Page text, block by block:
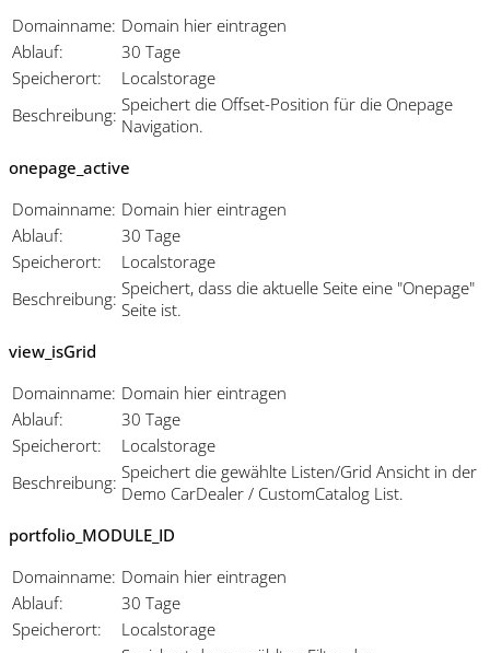
Domainname: Domain hier eintragen
Ablauf:
30 Tage
Speicherort:
Localstorage
Beschreibung: Speichert die Offset-Position für die Onepage
Navigation.
onepage_active
Domainname: Domain hier eintragen
Ablauf:
30 Tage
Speicherort:
Localstorage
Beschreibung: Speichert, dass die aktuelle Seite eine "Onepage"
Seite ist.
view_isGrid
Domainname: Domain hier eintragen
Ablauf:
30 Tage
Speicherort:
Localstorage
Beschreibung: Speichert die gewählte Listen/Grid Ansicht in der
Demo CarDealer / CustomCatalog List.
portfolio_MODULE_ID
Domainname: Domain hier eintragen
Ablauf:
30 Tage
Speicherort:
Localstorage